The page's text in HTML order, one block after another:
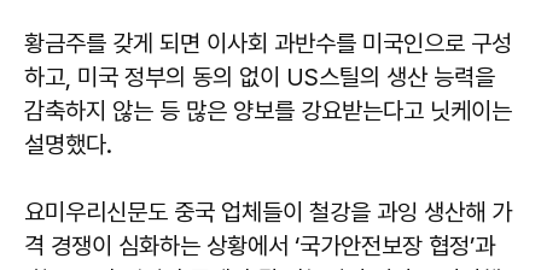
황금주를 갖게 되면 이사회 과반수를 미국인으로 구성
하고, 미국 정부의 동의 없이 US스틸의 생산 능력을
감축하지 않는 등 많은 양보를 강요받는다고 닛케이는
설명했다.
요미우리신문도 중국 업체들이 철강을 과잉 생산해 가
격 경쟁이 심화하는 상황에서 ‘국가안전보장 협정’과